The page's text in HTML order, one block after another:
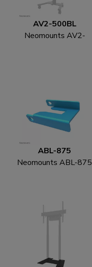
AV2-500BL
Neomounts AV2-
ABL-875
Neomounts ABL-875